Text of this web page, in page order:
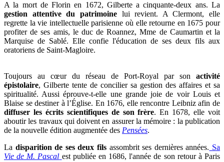
A la mort de Florin en 1672, Gilberte a cinquante-deux ans. La
gestion attentive du patrimoinelui revient. A Clermont, elle
regrette la vie intellectuelle parisienne où elle retourne en 1675 pour
profiter de ses amis, le duc de Roannez, Mme de Caumartin et la
Marquise de Sablé. Elle confie l'éducation de ses deux fils aux
oratoriens de Saint-Magloire.
Toujours au cœur du réseau de Port-Royal par son activité
épistolaire, Gilberte tente de concilier sa gestion des affaires et sa
spiritualité. Aussi éprouve-t-elle une grande joie de voir Louis et
Blaise se destiner à l’Église. En 1676, elle rencontre Leibniz afin de
diffuser les écrits scientifiques de son frère. En 1678, elle voit
aboutir les travaux qui doivent en assurer la mémoire : la publication
de la nouvelle édition augmentée des Pensées.
La disparition de ses deux fils assombrit ses dernières années. Sa
Vie de M. Pascal est publiée en 1686, l'année de son retour à Paris